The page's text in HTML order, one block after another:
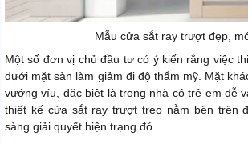
Mẫu cửa sắt ray trượt đẹp,
Một số đơn vị chủ đầu tư có ý kiến rằng việc
dưới mặt sàn làm giảm đi độ thẩm mỹ. Mặt
vướng víu, đặc biệt là trong nhà có trẻ em dễ
thiết kế cửa sắt ray trượt treo nằm bên trên
sàng giải quyết hiện trạng đó.